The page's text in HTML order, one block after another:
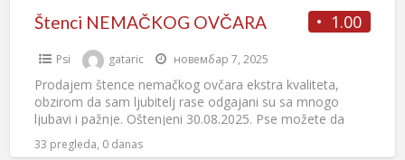
1.00
Štenci NEMAČKOG OVČARA
Psi gataric новембар 7, 2025
Prodajem štence nemačkog ovčara ekstra kvaliteta,
obzirom da sam ljubitelj rase odgajani su sa mnogo
ljubavi i pažnje. Oštenjeni 30.08.2025. Pse možete da
preuzmete posle
33 pregleda, 0 danas